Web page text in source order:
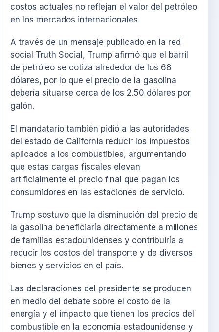
costos actuales no reflejan el valor del petróleo
en los mercados internacionales.
A través de un mensaje publicado en la red
social Truth Social , Trump afirmó que el barril
de petróleo se cotiza alrededor de los 68
dólares, por lo que el precio de la gasolina
debería situarse cerca de los 2.50 dólares por
galón.
El mandatario también pidió a las autoridades
del estado de California reducir los impuestos
aplicados a los combustibles, argumentando
que estas cargas fiscales elevan
artificialmente el precio final que pagan los
consumidores en las estaciones de servicio.
Trump sostuvo que la disminución del precio de
la gasolina beneficiaría directamente a millones
de familias estadounidenses y contribuiría a
reducir los costos del transporte y de diversos
bienes y servicios en el país.
Las declaraciones del presidente se producen
en medio del debate sobre el costo de la
energía y el impacto que tienen los precios del
combustible en la economía estadounidense y